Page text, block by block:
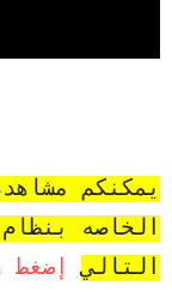
يمكنكم
الخاصه
التاليإضغط